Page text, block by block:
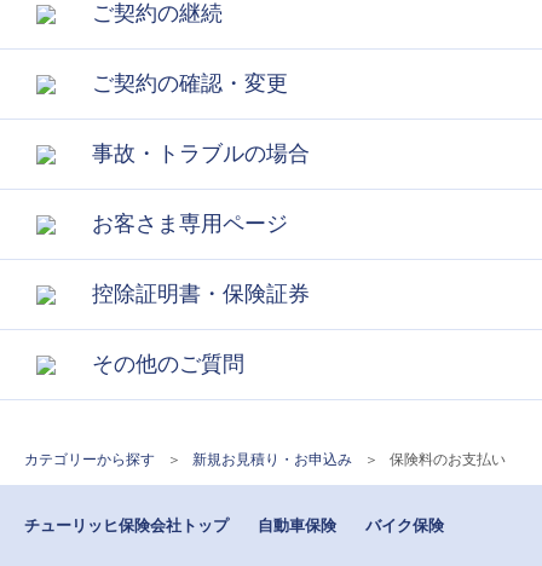
ご契約の継続
ご契約の確認・変更
事故・トラブルの場合
お客さま専用ページ
控除証明書・保険証券
その他のご質問
カテゴリーから探す > 新規お見積り・お申込み > 保険料のお支払い
チューリッヒ保険会社トップ 自動車保険 バイク保険